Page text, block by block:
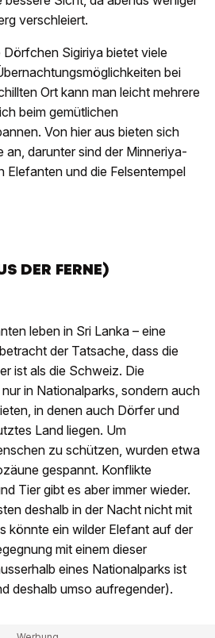
verschleiert.
Dörfchen Sigiriya bietet viele
bei
Ort kann man leicht mehrere
beim gemütlichen
Von hier aus bieten sich
darunter sind der Minneriya-
Elefanten und die Felsentempel
DER FERNE)
leben in Sri Lanka – eine
der Tatsache, dass die
ist als die Schweiz. Die
in Nationalparks, sondern auch
in denen auch Dörfer und
Land liegen. Um
zu schützen, wurden etwa
gespannt. Konflikte
Tier gibt es aber immer wieder.
deshalb in der Nacht nicht mit
könnte ein wilder Elefant auf der
mit einem dieser
eines Nationalparks ist
deshalb umso aufregender).